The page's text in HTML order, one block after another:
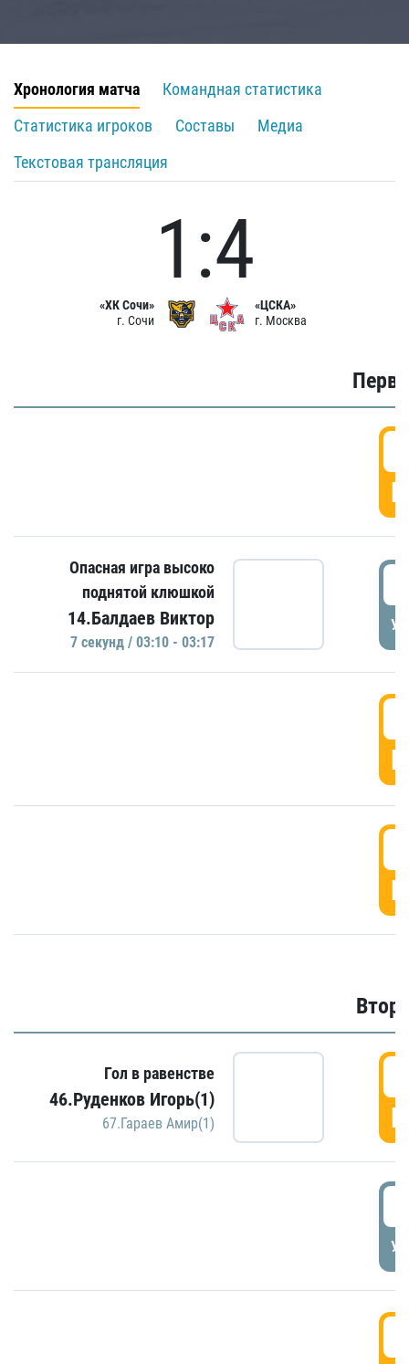
Хронология матча
Командная статистика
Статистика игроков
Составы
Медиа
Текстовая трансляция
«ХК Сочи»
г. Сочи
1:4
«ЦСКА»
г. Москва
Опасная игра высоко
поднятой клюшкой
14.Балдаев Виктор
7 секунд / 03:10 - 03:17
Гол в равенстве
46.Руденков Игорь(1)
67.Гараев Амир(1)